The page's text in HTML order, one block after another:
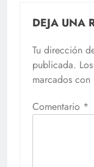
DEJA UNA
Tu dirección
publicada.
marcados con
Comentario *